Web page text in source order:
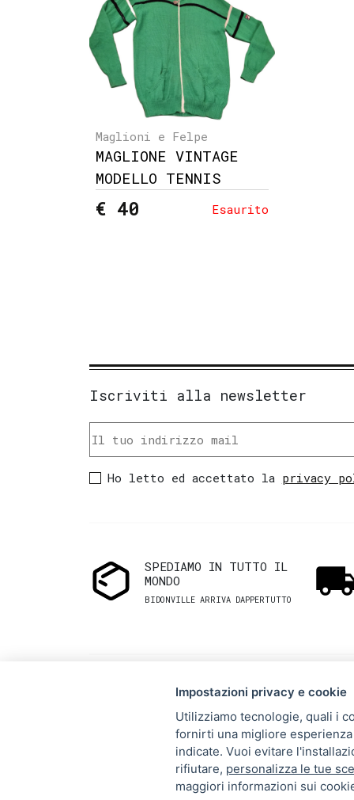
Maglioni e Felpe
MAGLIONE VINTAGE
MODELLO TENNIS
€ 40 Esaurito
Iscriviti alla newsletter
Ho letto ed accettato la privacy
SPEDIAMO IN TUTTO IL
MONDO
BIDONVILLE ARRIVA DAPPERTUTTO
Via Melo 224/a, Bari, Italy,
+39 080 990 5699
Impostazioni privacy e cookie
Utilizziamo tecnologie, quali i
fornirti una migliore
indicate. Vuoi evitare
rifiutare, personalizza le tue
maggiori informazioni sui